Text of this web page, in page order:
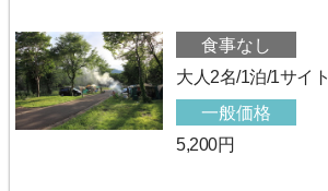
食事なし
大人2名/1泊/1サイト
一般価格
5,200円